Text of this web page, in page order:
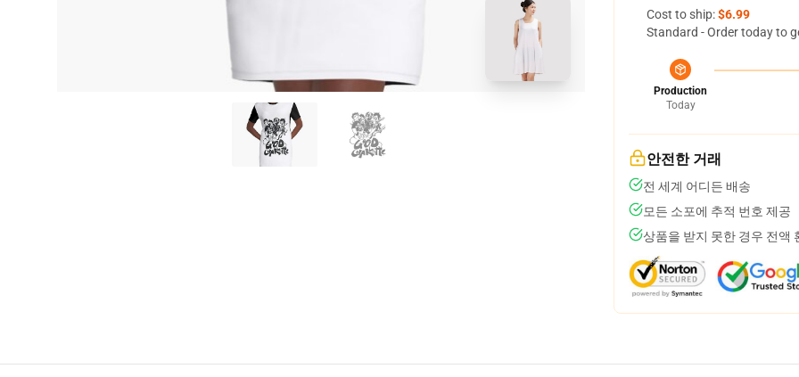
Cost to ship:$6.99
Standard - Order today to
Production
Today
안전한 거래
전 세계 어디든 배송
모든 소포에 추적 번호 제공
상품을 받지 못한 경우 전액